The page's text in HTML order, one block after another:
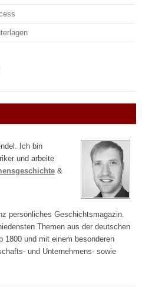
Ich bin
und arbeite
&
persönliches Geschichtsmagazin.
Themen aus der deutschen
1800 und mit einem besonderen
und Unternehmens- sowie